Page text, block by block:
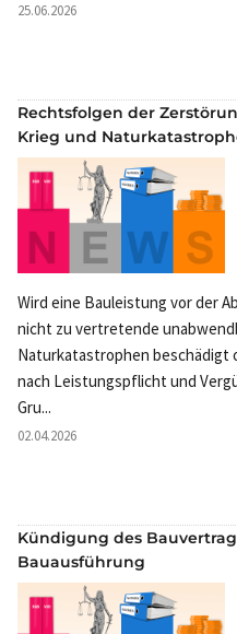
25.06.2026
Rechtsfolgen der
Krieg und
Wird eine Bauleistung vor der
nicht zu vertretende
Naturkatastrophen beschädigt
nach Leistungspflicht und
Gru...
02.04.2026
Kündigung des
Bauausführung